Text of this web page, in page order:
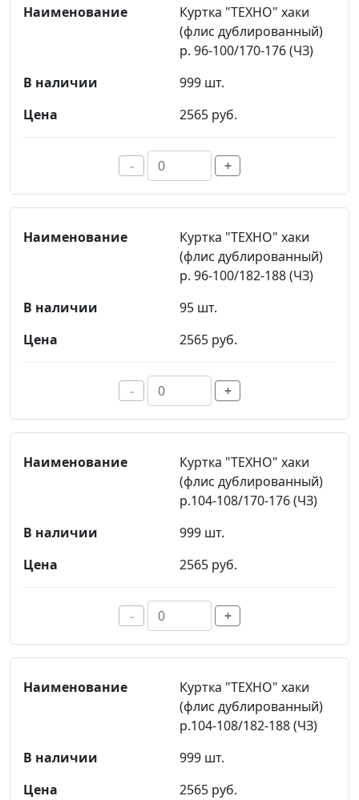
Куртка "ТЕХНО" хаки
(флис дублированный)
р. 96-100/170-176 (ЧЗ)
999 шт.
2565 руб.
- +
Куртка "ТЕХНО" хаки
(флис дублированный)
р. 96-100/182-188 (ЧЗ)
95 шт.
2565 руб.
- +
Куртка "ТЕХНО" хаки
(флис дублированный)
р.104-108/170-176 (ЧЗ)
999 шт.
2565 руб.
- +
Куртка "ТЕХНО" хаки
(флис дублированный)
р.104-108/182-188 (ЧЗ)
999 шт.
2565 руб.